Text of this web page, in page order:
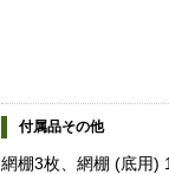
付属品その他
網棚3枚、網棚 (底用)